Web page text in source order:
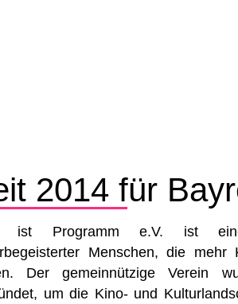
2014 für
ist Programm e.V. ist
Menschen, die
Der gemeinnützige Verein
um die Kino- und